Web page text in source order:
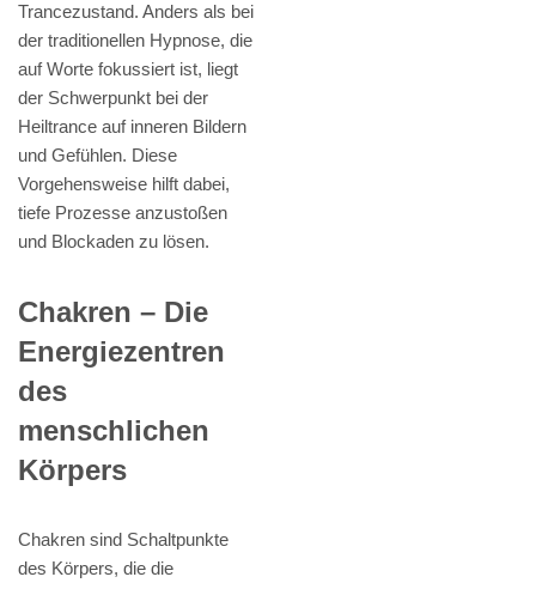
Trancezustand. Anders als bei
der traditionellen Hypnose, die
auf Worte fokussiert ist, liegt
der Schwerpunkt bei der
Heiltrance auf inneren Bildern
und Gefühlen. Diese
Vorgehensweise hilft dabei,
tiefe Prozesse anzustoßen
und Blockaden zu lösen.
Chakren – Die
Energiezentren
des
menschlichen
Körpers
Chakren sind Schaltpunkte
des Körpers, die die